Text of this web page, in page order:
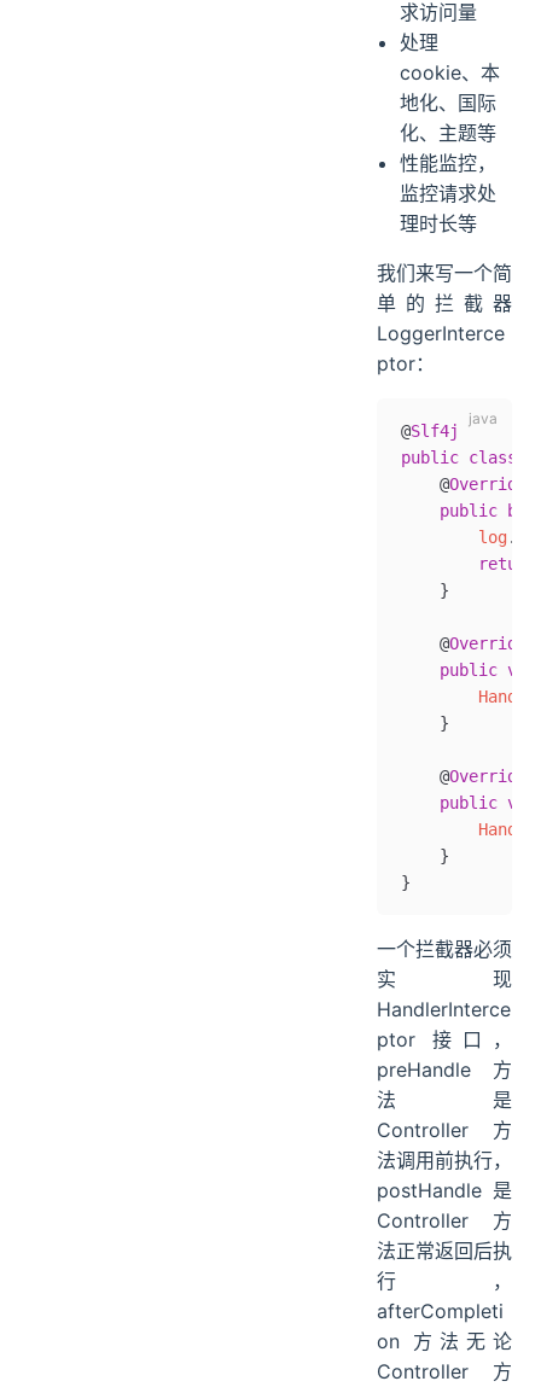
求访问量
处理
cookie、本
地化、国际
化、主题等
性能监控，
监控请求处
理时长等
我们来写一个简
单的拦截器
LoggerInterce
ptor：
@Slf4j
public class
    @
Override
    public
        log
.
        return
    }
    @
Override
    public
    }
    @
Override
    public
    }
}
一个拦截器必须
实现
HandlerInterce
ptor 接口，
preHandle 方
法是
Controller 方
法调用前执行，
postHandle 是
Controller 方
法正常返回后执
行，
afterCompleti
on 方法无论
Controller 方